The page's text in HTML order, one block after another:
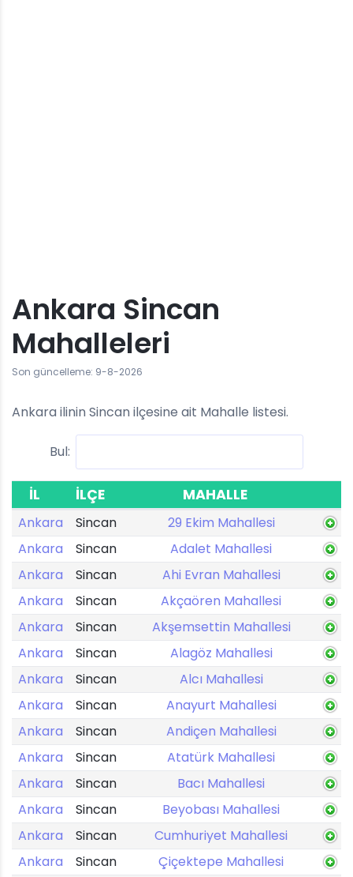
Ankara Sincan
Mahalleleri
Son güncelleme: 9-8-2026
Ankara ilinin Sincan ilçesine ait Mahalle listesi.
Bul:
İL İLÇE MAHALLE
Ankara Sincan
29 Ekim Mahallesi
Ankara
Sincan
Adalet Mahallesi
Ankara
Sincan
Ahi Evran Mahallesi
Ankara
Sincan
Akçaören Mahallesi
Ankara
Sincan
Akşemsettin Mahallesi
Ankara
Sincan
Alagöz Mahallesi
Ankara
Sincan
Alcı Mahallesi
Ankara
Sincan
Anayurt Mahallesi
Ankara
Sincan
Andiçen Mahallesi
Ankara
Sincan
Atatürk Mahallesi
Ankara
Sincan
Bacı Mahallesi
Ankara
Sincan
Beyobası Mahallesi
Ankara
Sincan
Cumhuriyet Mahallesi
Ankara
Sincan
Çiçektepe Mahallesi